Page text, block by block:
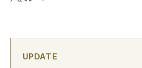
UPDATE